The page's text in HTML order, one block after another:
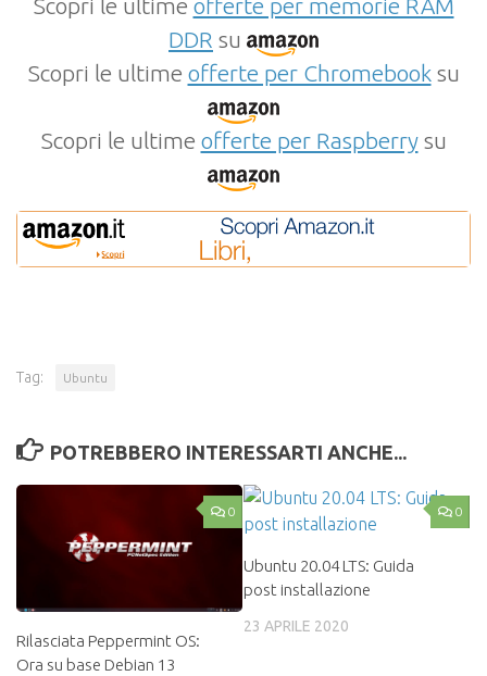
Scopri le ultime offerte per memorie RAM
DDR su
Scopri le ultime offerte per Chromebooksu
Scopri le ultime offerte per Raspberrysu
Tag: Ubuntu
POTREBBERO INTERESSARTI ANCHE...
0
Rilasciata Peppermint OS:
Ora su base Debian 13
0
Ubuntu 20.04 LTS: Guida
post installazione
23 APRILE 2020